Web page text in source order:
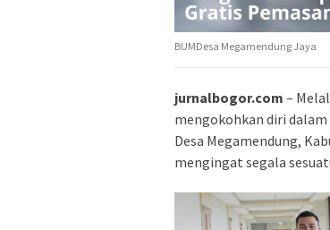
BUMDesa Megamendung Jaya
jurnalbogor.com –
mengokohkan diri dalam
Desa Megamendung,
mengingat segala